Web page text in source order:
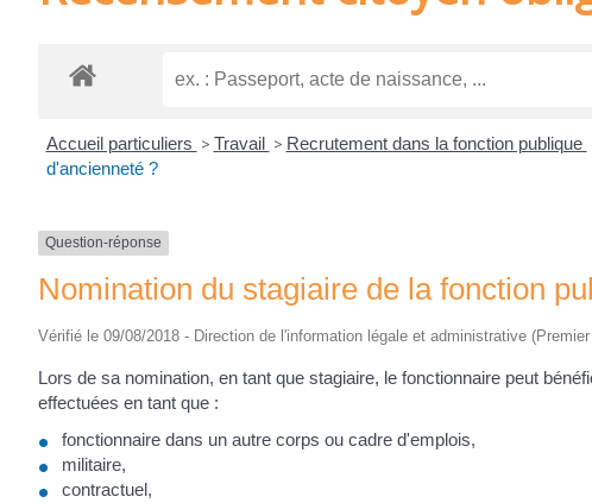
Accueil particuliers > Travail > Recrutement dans la fonction publique
d'ancienneté ?
Question-réponse
Nomination du stagiaire de la fonction
Vérifié le 09/08/2018 - Direction de l'information légale et administrative
Lors de sa nomination, en tant que stagiaire, le fonctionnaire peut
effectuées en tant que :
fonctionnaire dans un autre corps ou cadre d'emplois,
militaire,
contractuel,